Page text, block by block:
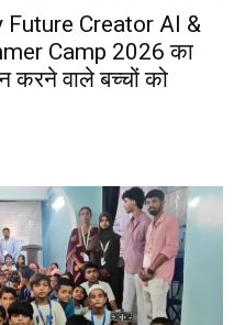
Future Creator AI &
Camp 2026 का
करने वाले बच्चों को